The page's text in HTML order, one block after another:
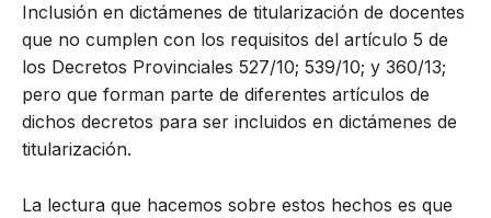
Inclusión en dictámenes de titularización de docentes
que no cumplen con los requisitos del artículo 5 de
los Decretos Provinciales 527/10; 539/10; y 360/13;
pero que forman parte de diferentes artículos de
dichos decretos para ser incluidos en dictámenes de
titularización.
La lectura que hacemos sobre estos hechos es que